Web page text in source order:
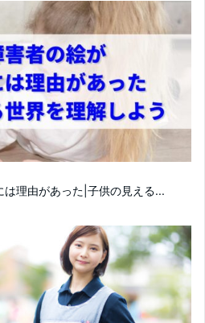
理由があった|子供の見える...